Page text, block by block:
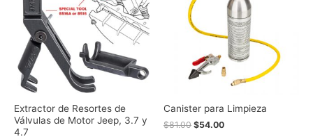
Extractor de Resortes de
Válvulas de Motor Jeep, 3.7 y
4.7
Canister para Limpieza
$81.00 $54.00